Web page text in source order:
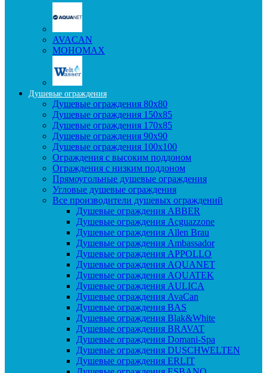
AVACAN
МОНОМАХ
Душевые ограждения
Душевые ограждения 80x80
Душевые ограждения 150x85
Душевые ограждения 170x85
Душевые ограждения 90x90
Душевые ограждения 100x100
Ограждения с высоким поддоном
Ограждения с низким поддоном
Прямоугольные душевые ограждения
Угловые душевые ограждения
Все производители душевых ограждений
Душевые ограждения ABBER
Душевые ограждения Acguazzone
Душевые ограждения Allen Brau
Душевые ограждения Ambassador
Душевые ограждения APPOLLO
Душевые ограждения AQUANET
Душевые ограждения AQUATEK
Душевые ограждения AULICA
Душевые ограждения AvaCan
Душевые ограждения BAS
Душевые ограждения Blak&White
Душевые ограждения BRAVAT
Душевые ограждения Domani-Spa
Душевые ограждения DUSCHWELTEN
Душевые ограждения ERLIT